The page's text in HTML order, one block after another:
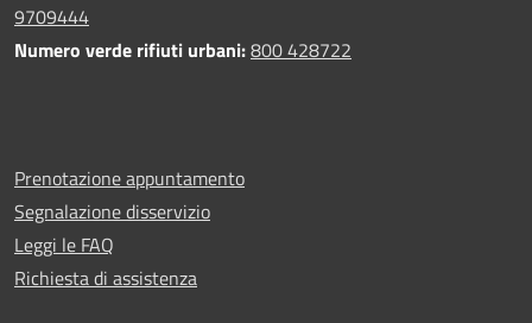
9709444
Numero verde rifiuti urbani:800 428722
Prenotazione appuntamento
Segnalazione disservizio
Leggi le FAQ
Richiesta di assistenza